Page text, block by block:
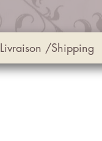
Livraison /Shipping